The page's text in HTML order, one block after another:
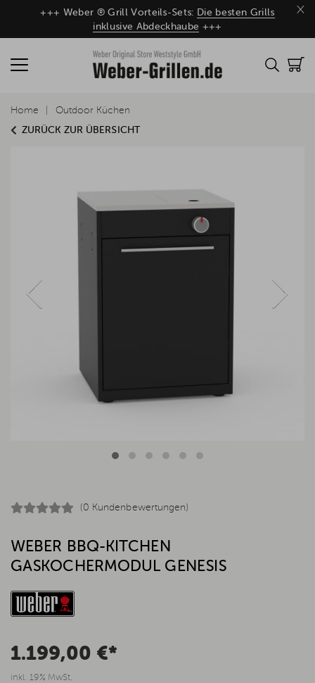
×
+++ Weber ® Grill Vorteils-Sets: Die besten Grills
inklusive Abdeckhaube +++
ZURÜCK ZUR ÜBERSICHT
Home Outdoor Küchen
(0 Kundenbewertungen)
WEBER BBQ-KITCHEN
GASKOCHERMODUL GENESIS
1.199,00 €*
inkl. 19% MwSt.